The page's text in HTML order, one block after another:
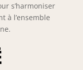
en
la
les
les
en
s’harmoniser
à l’ensemble